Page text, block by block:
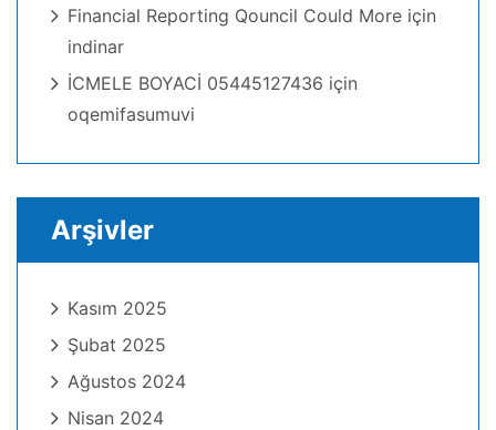
Financial Reporting Qouncil Could More için
indinar
İCMELE BOYACİ 05445127436 için
oqemifasumuvi
Arşivler
Kasım 2025
Şubat 2025
Ağustos 2024
Nisan 2024